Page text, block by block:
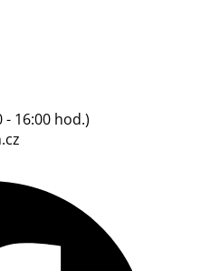
- 16:00 hod.)